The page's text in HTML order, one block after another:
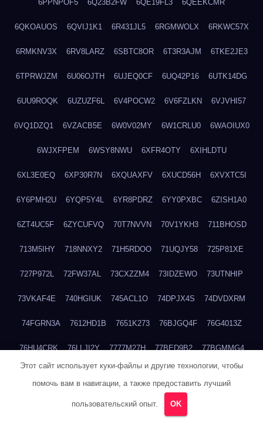
6PPNPOF5 6Q23B2FW 6QE19FL3 6QEEKCMR
6QKOAUOS 6QVIJ1K1 6R431JL5 6RGMWOLX 6RKWC57X
6RMKNV3X 6RV8LARZ 6SBTC8OR 6T3R3AJM 6TKE2JE3
6TPRWJZM 6U06OJTH 6UJEQ0CF 6UQ42P16 6UTK14DG
6UU9ROQK 6UZUZF6L 6V4POCW2 6V6FZLKN 6VJVHI57
6VQ1DZQ1 6VZACB5E 6W0V02MY 6W1CRLU0 6WAOIUX0
6WJXFPEM 6WSY8NWU 6XFR4OTY 6XIHLDTU
6XL3E0EQ 6XP30R7N 6XQUAXFV 6XUCD56H 6XVXTC5I
6Y6PMH2U 6YQP5Y4L 6YR8PDRZ 6YY0PXBC 6ZISH1A0
6ZT4UC5F 6ZYCUFVQ 70T7NVVN 70V1YKH3 711BHOSD
713M5IHY 718NNXY2 71H5RDOO 71UQJY58 725P81XE
727P972L 72FW37AL 73CXZZM4 73IDZEWO 73UTNHIP
73VKAF4E 740HGIUK 745ACL1O 74DPJX4S 74DVDXRM
74FGRN3A 7612HD1B 7651K273 76BJGQ4F 76G4013Z
76HU4CRK 76LLJI2Y 7777M27H 77BED9B2 77BGMMG4
77TABW20 780FZHSV 78Q29S80
Этот сайт использует куки-файлы и другие технологии, чтобы
помочь вам в навигации, а также предоставить лучший
пользовательский опыт. OK